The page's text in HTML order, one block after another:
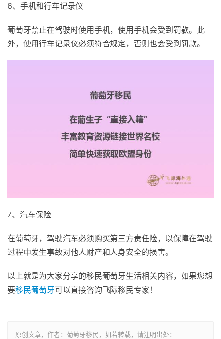
6、手机和行车记录仪
葡萄牙禁止在驾驶时使用手机，使用手机会受到罚款。此
外，使用行车记录仪必须符合规定，否则也会受到罚款。
7、汽车保险
在葡萄牙，驾驶汽车必须购买第三方责任险，以保障在驾驶
过程中发生事故对他人财产和人身安全的损害。
以上就是为大家分享的移民葡萄牙生活相关内容，如果您想
要移民葡萄牙可以直接咨询飞际移民专家！
原创文章，作者：葡萄牙移民，如若转载，请注明出处：